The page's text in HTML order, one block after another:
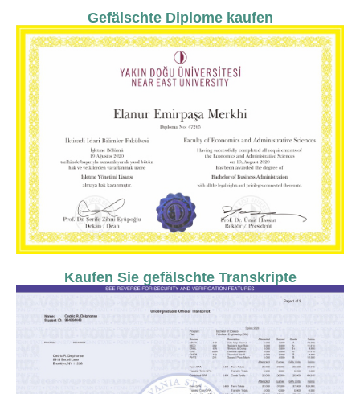
Gefälschte Diplome kaufen
Kaufen Sie gefälschte Transkripte